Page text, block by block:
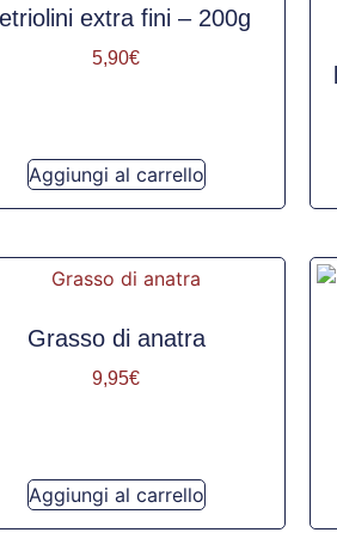
extra fini – 200g
5,90€
Aggiungi al carrello
Grasso di anatra
9,95€
Aggiungi al carrello